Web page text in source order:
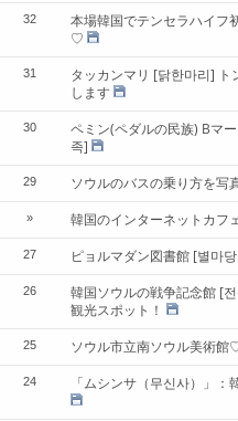
32
本場韓国でテンセラハイフ
♡
31
タッカンマリ [닭한마리]
します
30
ペミン(ペダルの民族) Bマ
족]
29 ソウルのバスの乗り方を
» 韓国のインターネットカフ
27 ピョルマダン図書館 [별마
26
韓国ソウルの戦争記念館 [
観光スポット！
25 ソウル市立南ソウル美術
24 「ムシンサ（무신사）」